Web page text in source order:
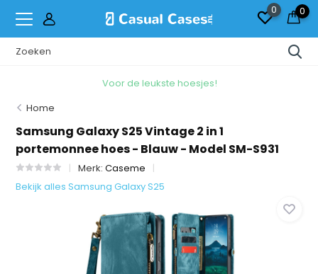
0 0
Voor de leukste hoesjes!
Home
Samsung Galaxy S25 Vintage 2 in 1
portemonnee hoes - Blauw - Model SM-S931
Merk:Caseme
Bekijk alles Samsung Galaxy S25